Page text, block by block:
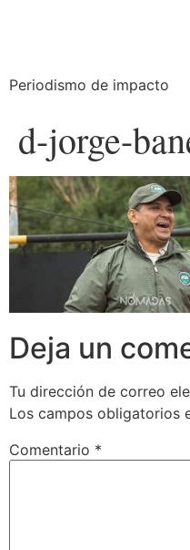
Periodismo de impacto
d-jorge-
Deja un
Tu dirección de correo
Los campos obligatorios
Comentario *